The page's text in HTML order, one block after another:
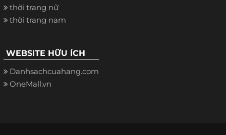
thời trang nữ
thời trang nam
WEBSITE HỮU ÍCH
Danhsachcuahang.com
OneMall.vn